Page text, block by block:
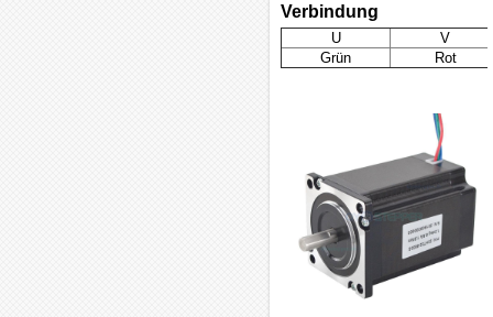
Verbindung
U
V
Grün
Rot